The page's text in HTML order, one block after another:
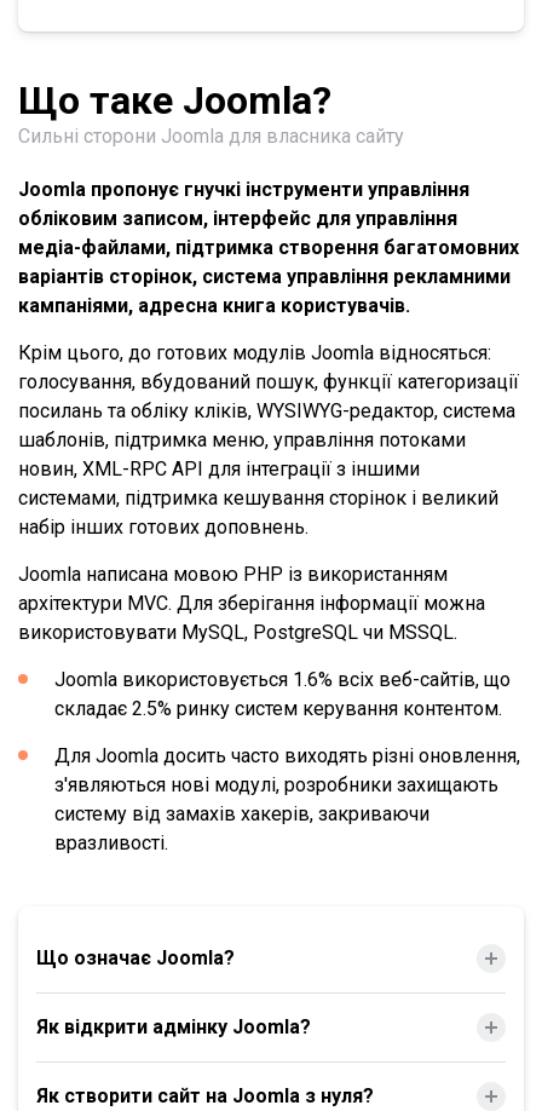
Що таке Joomla?
Сильні сторони Joomla для власника сайту
Joomla пропонує гнучкі інструменти управління
обліковим записом, інтерфейс для управління
медіа-файлами, підтримка створення багатомовних
варіантів сторінок, система управління рекламними
кампаніями, адресна книга користувачів.
Крім цього, до готових модулів Joomla відносяться:
голосування, вбудований пошук, функції категоризації
посилань та обліку кліків, WYSIWYG-редактор, система
шаблонів, підтримка меню, управління потоками
новин, XML-RPC API для інтеграції з іншими
системами, підтримка кешування сторінок і великий
набір інших готових доповнень.
Joomla написана мовою PHP із використанням
архітектури MVC. Для зберігання інформації можна
використовувати MySQL, PostgreSQL чи MSSQL.
Joomla використовується 1.6% всіх веб-сайтів, що
складає 2.5% ринку систем керування контентом.
Для Joomla досить часто виходять різні оновлення,
з'являються нові модулі, розробники захищають
систему від замахів хакерів, закриваючи
вразливості.
Що означає Joomla?
Як відкрити адмінку Joomla?
Як створити сайт на Joomla з нуля?